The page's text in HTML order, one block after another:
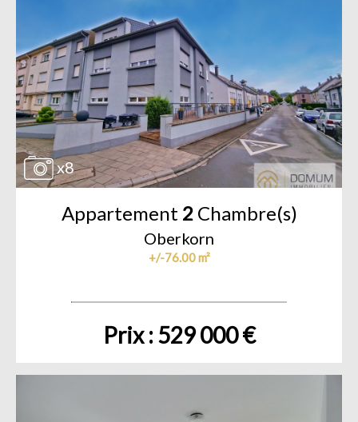
x8
Appartement 2Chambre(s)
Oberkorn
+/-76.00 m²
Prix : 529 000 €